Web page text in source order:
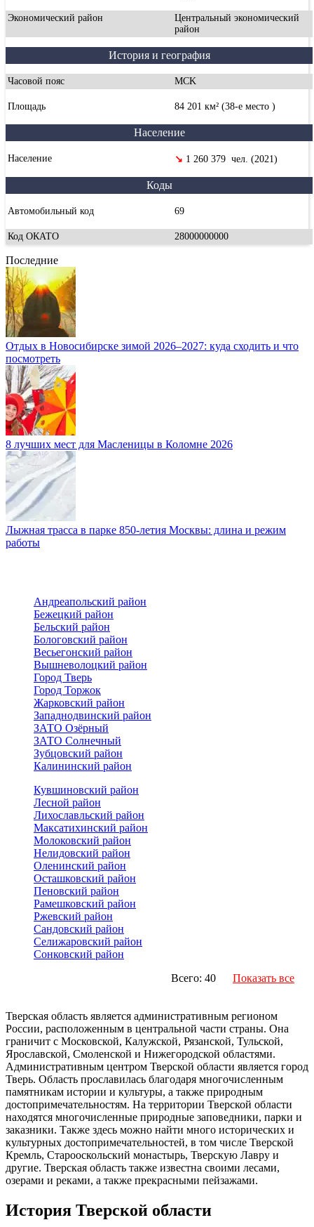
Экономический район
Центральный экономический
район
История и география
Часовой пояс MCK
Площадь 84 201 км² (38-е место )
Население
Население ↘ 1 260 379 чел. (2021)
Коды
Автомобильный код 69
Код ОКАТО 28000000000
Последние
Отдых в Новосибирске зимой 2026–2027: куда сходить и что
посмотреть
8 лучших мест для Масленицы в Коломне 2026
Лыжная трасса в парке 850-летия Москвы: длина и режим
работы
Андреапольский район
Бежецкий район
Бельский район
Бологовский район
Весьегонский район
Вышневолоцкий район
Город Тверь
Город Торжок
Жарковский район
Западнодвинский район
ЗАТО Озёрный
ЗАТО Солнечный
Зубцовский район
Калининский район
Кувшиновский район
Лесной район
Лихославльский район
Максатихинский район
Молоковский район
Нелидовский район
Оленинский район
Осташковский район
Пеновский район
Рамешковский район
Ржевский район
Сандовский район
Селижаровский район
Сонковский район
Всего: 40
Показать все
Тверская область является административным регионом
России, расположенным в центральной части страны. Она
граничит с Московской, Калужской, Рязанской, Тульской,
Ярославской, Смоленской и Нижегородской областями.
Административным центром Тверской области является город
Тверь. Область прославилась благодаря многочисленным
памятникам истории и культуры, а также природным
достопримечательностям. На территории Тверской области
находятся многочисленные природные заповедники, парки и
заказники. Также здесь можно найти много исторических и
культурных достопримечательностей, в том числе Тверской
Кремль, Старооскольский монастырь, Тверскую Лавру и
другие. Тверская область также известна своими лесами,
озерами и реками, а также прекрасными пейзажами.
История Тверской области